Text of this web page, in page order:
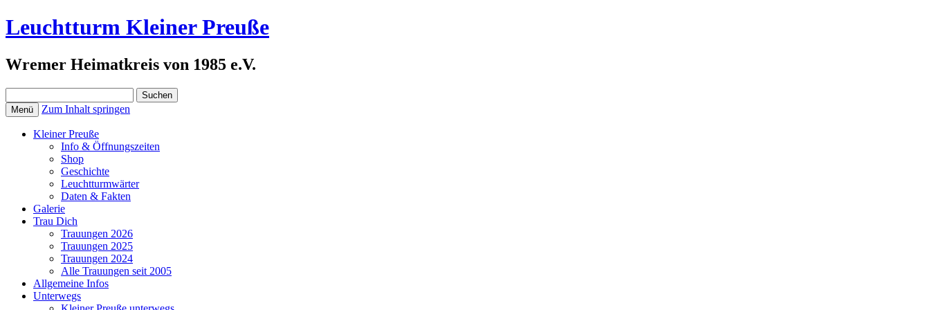
Leuchtturm Kleiner Preuße
Wremer Heimatkreis von 1985 e.V.
nach:
Menü Zum Inhalt springen
Kleiner Preuße
Info & Öffnungszeiten
Shop
Geschichte
Leuchtturmwärter
Daten & Fakten
Galerie
Trau Dich
Trauungen 2026
Trauungen 2025
Trauungen 2024
Alle Trauungen seit 2005
Allgemeine Infos
Unterwegs